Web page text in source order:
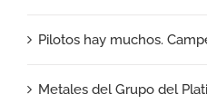
Pilotos hay muchos.
Metales del Grupo del